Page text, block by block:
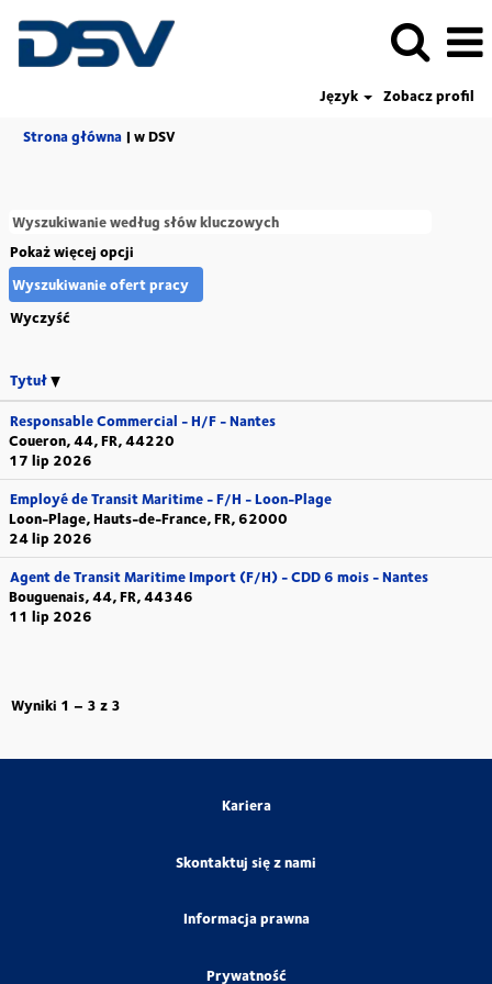
Język
Zobacz profil
Strona główna | w DSV(bieżąca
Pokaż więcej opcji
Wyczyść
Tytuł
Responsable Commercial - H/F - Nantes
Coueron, 44, FR, 44220
17 lip 2026
Employé de Transit Maritime - F/H - Loon-Plage
Loon-Plage, Hauts-de-France, FR, 62000
24 lip 2026
Agent de Transit Maritime Import (F/H) - CDD 6 mois - Nantes
Bouguenais, 44, FR, 44346
11 lip 2026
Wyniki 1 – 3 z 3
Kariera
Skontaktuj się z nami
Informacja prawna
Prywatność